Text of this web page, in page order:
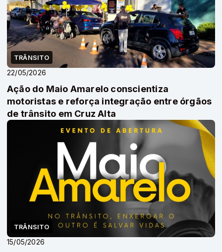
TRÂNSITO
22/05/2026
Ação do Maio Amarelo conscientiza
motoristas e reforça integração entre órgãos
de trânsito em Cruz Alta
TRÂNSITO
15/05/2026